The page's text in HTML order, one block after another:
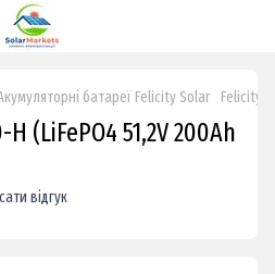
батареї Felicity Solar Felicity
(LiFePO4 51,2V 200Ah
відгук